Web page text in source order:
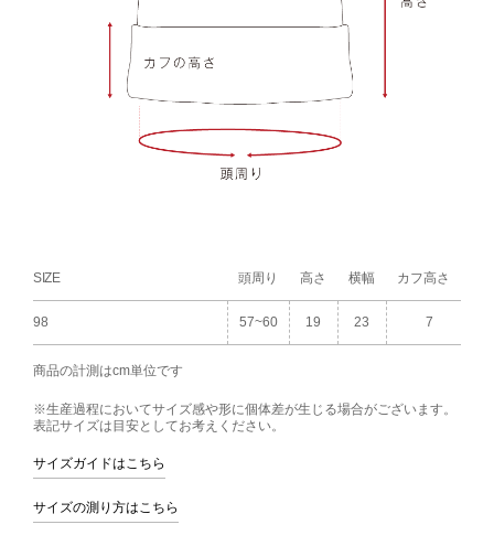
SIZE 頭周り 高さ 横幅 カフ高さ
98 57~60 19 23 7
商品の計測はcm単位です
※生産過程においてサイズ感や形に個体差が生じる場合がございます。
表記サイズは目安としてお考えください。
サイズガイドはこちら
サイズの測り方はこちら